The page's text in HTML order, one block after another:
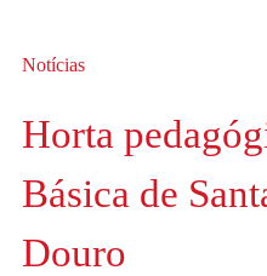
Notícias
Horta
Básica de
Douro